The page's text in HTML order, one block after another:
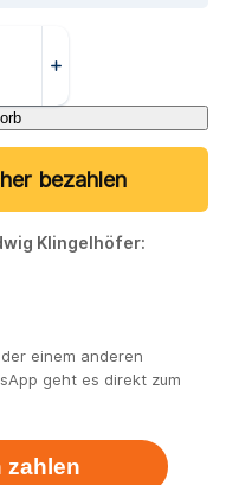
bezahlen
Klingelhöfer:
einem anderen
geht es direkt zum